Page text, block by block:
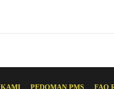
KAMI PEDOMAN PMS FAQ